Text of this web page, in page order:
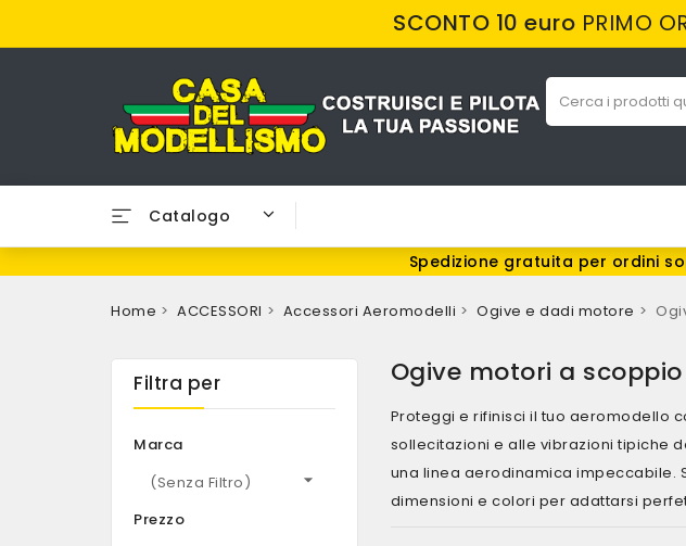
SCONTO 10 euro PRIMO
Catalogo
Spedizione gratuita per ordini
Home ACCESSORI Accessori Aeromodelli Ogive e dadi motore
Filtra per
Marca
(senza Filtro)

Prezzo
Ogive motori a scoppio
Proteggi e rifinisci il tuo aeromodello
sollecitazioni e alle vibrazioni tipiche
una linea aerodinamica impeccabile.
dimensioni e colori per adattarsi